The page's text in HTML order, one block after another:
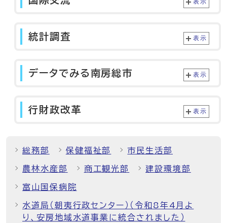
表示
統計調査 表示
データでみる南房総市 表示
行財政改革 表示
総務部 保健福祉部 市民生活部
農林水産部 商工観光部 建設環境部
富山国保病院
水道局（朝夷行政センター）（令和8年4月よ
り、安房地域水道事業に統合されました）